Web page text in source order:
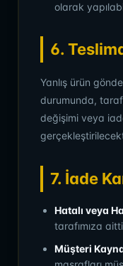
olarak
6.
Yanlış ürün
durumunda,
değişimi veya
7. İade
Hatalı veya
tarafımıza
Müşteri